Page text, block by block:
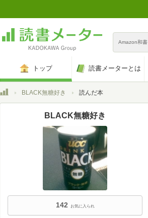
Amazon和書
トップ 読書メーターとは
トップBLACK無糖好き 読んだ本
BLACK無糖好き
142 お気に入られ